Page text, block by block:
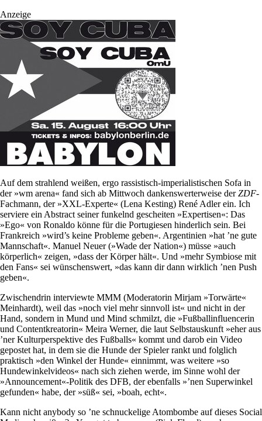
Anzeige
Auf dem strahlend weißen, ergo rassistisch-imperialistischen Sofa in
der »wm arena« fand sich ab Mittwoch dankenswerterweise derZDF-
Fachmann, der »XXL-Experte« (Lena Kesting) René Adler ein. Ich
serviere ein Abstract seiner funkelnd gescheiten »Expertisen«: Das
»Ego« von Ronaldo könne für die Portugiesen hinderlich sein. Bei
Frankreich »wird’s keine Probleme geben«. Argentinien »hat ’ne gute
Mannschaft«. Manuel Neuer (»Wade der Nation«) müsse »auch
körperlich« zeigen, »dass der Körper hält«. Und »mehr Symbiose mit
den Fans« sei wünschenswert, »das kann dir dann wirklich ’nen Push
geben«.
Zwischendrin interviewte MMM (Moderatorin Mirjam »Torwärte«
Meinhardt), weil das »noch viel mehr sinnvoll ist« und nicht in der
Hand, sondern in Mund und Mind schmilzt, die »Fußballinfluencerin
und Contentkreatorin« Meira Werner, die laut Selbstauskunft »eher aus
’ner Kulturperspektive des Fußballs« kommt und darob ein Video
gepostet hat, in dem sie die Hunde der Spieler rankt und folglich
praktisch »den Winkel der ­Hunde« einnimmt, was weitere »so
Hundewinkelvideos« nach sich ziehen werde, im Sinne wohl der
»Announcement«-Politik des DFB, der ebenfalls »’nen Superwinkel
gefunden« habe, der »süß« sei, »boah, echt«.
Kann nicht anybody so ’ne schnuckelige Atombombe auf dieses Social